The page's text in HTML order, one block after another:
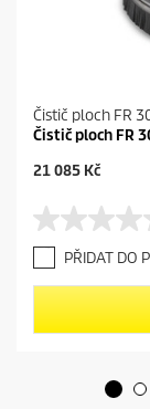
Čistič ploch FR
Čistič ploch FR
C
e
n
t
p
r
21 085 Kč
0
.
0
z
5
h
PŘIDAT DO